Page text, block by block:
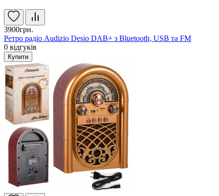
3900грн.
Ретро радіо Audizio Desio DAB+ з Bluetooth, USB та FM
0 відгуків
Купити